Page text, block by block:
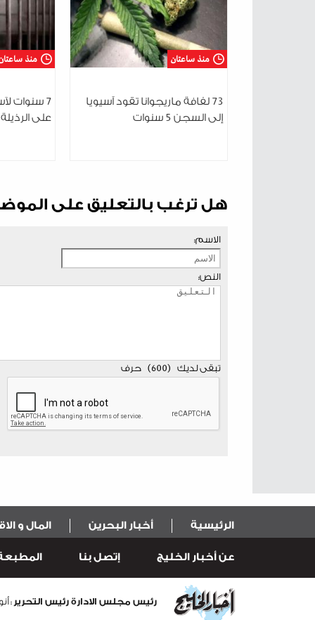
منذ ساعتان
73 لفافة ماريجوانا تقود آسيويا
إلى السجن 5 سنوات
منذ
7 سنوات
على الرذيلة
هل ترغب بالتعليق على
الاسم:
النص:
تبقى لديك (
600
)حرف
الرئيسية أخبار البحرين المال و
عن أخبار الخليج إتصل بنا
رئيس مجلس الادارة رئيس التحرير :